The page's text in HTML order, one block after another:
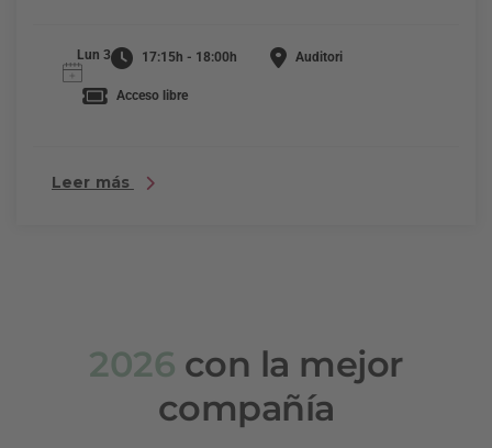
Lun 3 17:15h - 18:00h Auditori
Acceso libre
Leer más
2026 con la mejor
compañía